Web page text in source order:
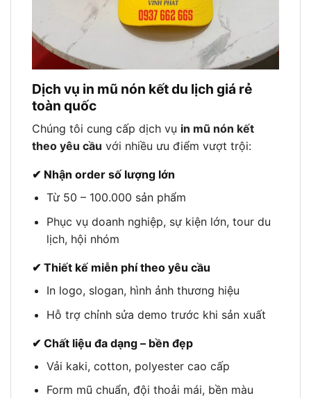
Dịch vụ in mũ nón kết du lịch giá rẻ
toàn quốc
Chúng tôi cung cấp dịch vụ in mũ nón kết
theo yêu cầu với nhiều ưu điểm vượt trội:
✔ Nhận order số lượng lớn
Từ 50 – 100.000 sản phẩm
Phục vụ doanh nghiệp, sự kiện lớn, tour du
lịch, hội nhóm
✔ Thiết kế miễn phí theo yêu cầu
In logo, slogan, hình ảnh thương hiệu
Hỗ trợ chỉnh sửa demo trước khi sản xuất
✔ Chất liệu đa dạng – bền đẹp
Vải kaki, cotton, polyester cao cấp
Form mũ chuẩn, đội thoải mái, bền màu